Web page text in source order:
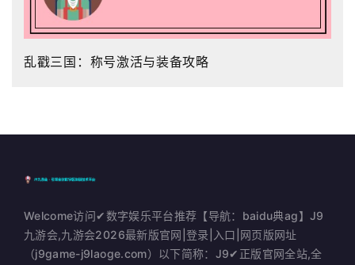
乱戳三国：称号激活与装备攻略
Welcome访问✔数字娱乐平台推荐【导航：baidu典ag】J9
九游会,九游会2026最新版官网|登录|入口|网页版网址
（j9game-j9laoge.com）以下简称：J9✔正版官网全站,全